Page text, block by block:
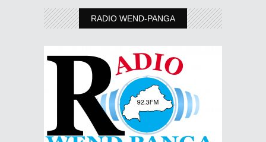
RADIO WEND-PANGA